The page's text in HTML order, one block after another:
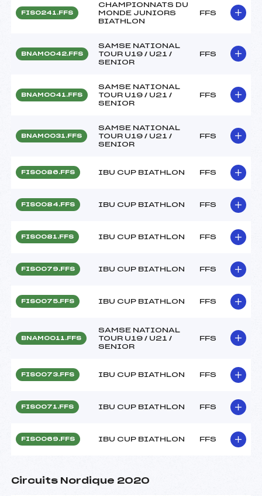
FIS0241.FFS
CHAMPIONNATS DU
MONDE JUNIORS
BIATHLON
FFS
BNAM0042.FFS
SAMSE NATIONAL
TOUR U19 / U21 /
SENIOR
FFS
BNAM0041.FFS
SAMSE NATIONAL
TOUR U19 / U21 /
SENIOR
FFS
BNAM0031.FFS
SAMSE NATIONAL
TOUR U19 / U21 /
SENIOR
FFS
FIS0086.FFS IBU CUP BIATHLON FFS
FIS0084.FFS IBU CUP BIATHLON FFS
FIS0081.FFS IBU CUP BIATHLON FFS
FIS0079.FFS IBU CUP BIATHLON FFS
FIS0075.FFS IBU CUP BIATHLON FFS
BNAM0011.FFS
SAMSE NATIONAL
TOUR U19 / U21 /
SENIOR
FFS
FIS0073.FFS IBU CUP BIATHLON FFS
FIS0071.FFS IBU CUP BIATHLON FFS
FIS0069.FFS IBU CUP BIATHLON FFS
Circuits Nordique 2020